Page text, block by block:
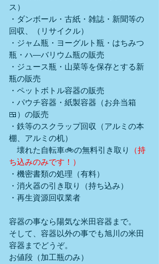
ス）
・ダンボール・古紙・雑誌・新聞等の
回収、（リサイクル）
・ジャム瓶・ヨーグルト瓶・はちみつ
瓶・ハ―バリウム瓶の販売
・ジュース瓶・山菜等を保存とする新
瓶の販売
・ペットボトル容器の販売
・パウチ容器・紙製容器（お弁当箱
🍱）の販売
・鉄等のスクラップ回収（アルミの本
棚、アルミの机）
壊れた自転車🚲の無料引き取り
（持
ち込みのみです！）
・機密書類の処理（有料）
・消火器の引き取り（持ち込み）
・再生資源回収業者
容器の事なら陽気な米田容器まで。
そして、容器以外の事でも旭川の米田
容器までどうぞ。
お値段（加工瓶のみ）